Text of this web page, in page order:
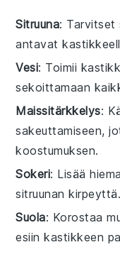
Sitruuna: Tarvitset
antavat
Vesi: Toimii
sekoittamaan
Maissitärkkelys:
sakeuttamiseen,
koostumuksen.
Sokeri: Lisää
sitruunan kirpeyttä.
Suola: Korostaa
esiin kastikkeen